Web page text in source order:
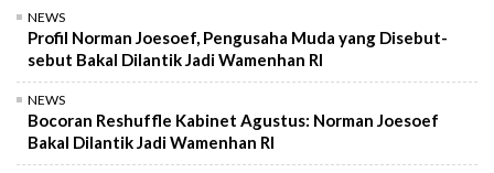
NEWS
Profil Norman Joesoef, Pengusaha Muda yang Disebut-
sebut Bakal Dilantik Jadi Wamenhan RI
NEWS
Bocoran Reshuffle Kabinet Agustus: Norman Joesoef
Bakal Dilantik Jadi Wamenhan RI